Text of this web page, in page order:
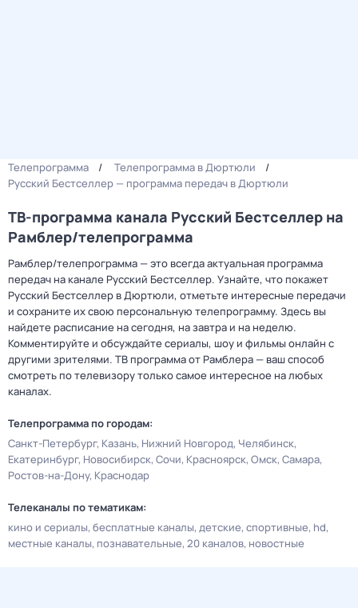
Телепрограмма
Телепрограмма в Дюртюли
Русский Бестселлер — программа передач в Дюртюли
ТВ-программа канала Русский Бестселлер на
Рамблер/телепрограмма
Рамблер/телепрограмма — это всегда актуальная программа
передач на канале Русский Бестселлер. Узнайте, что покажет
Русский Бестселлер в Дюртюли, отметьте интересные передачи
и сохраните их свою персональную телепрограмму. Здесь вы
найдете расписание на сегодня, на завтра и на неделю.
Комментируйте и обсуждайте сериалы, шоу и фильмы онлайн с
другими зрителями. ТВ программа от Рамблера — ваш способ
смотреть по телевизору только самое интересное на любых
каналах.
Телепрограмма по городам:
Санкт-Петербург Казань Нижний Новгород Челябинск
Екатеринбург Новосибирск Сочи Красноярск Омск Самара
Ростов-на-Дону Краснодар
Телеканалы по тематикам:
кино и сериалы бесплатные каналы детские спортивные hd
местные каналы познавательные 20 каналов новостные